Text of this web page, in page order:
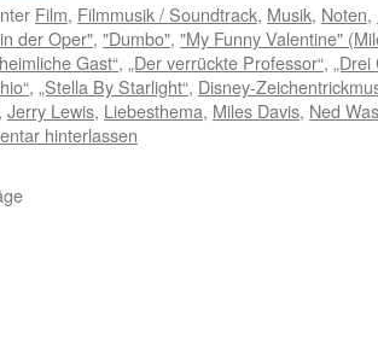
Film, Filmmusik / Soundtrack, Musik, Noten,
der Oper", "Dumbo", "My Funny Valentine"
Gast“, „Der verrückte Professor“,
, „Stella By Starlight“, Disney-
, Jerry Lewis, Liebesthema, Miles Davis, Ned
hinterlassen